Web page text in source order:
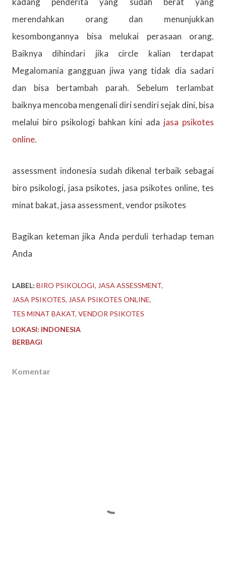
merendahkan orang dan menunjukkan
kesombongannya bisa melukai perasaan orang.
Baiknya dihindari jika circle kalian terdapat
Megalomania gangguan jiwa yang tidak dia sadari
dan bisa bertambah parah. Sebelum terlambat
baiknya mencoba mengenali diri sendiri sejak dini, bisa
melalui biro psikologi bahkan kini ada jasa psikotes
online.
assessment indonesia sudah dikenal terbaik sebagai
biro psikologi, jasa psikotes, jasa psikotes online, tes
minat bakat, jasa assessment, vendor psikotes
Bagikan keteman jika Anda perduli terhadap teman
Anda
LABEL: BIRO PSIKOLOGI
JASA ASSESSMENT
JASA PSIKOTES JASA PSIKOTES ONLINE
TES MINAT BAKAT VENDOR PSIKOTES
LOKASI: INDONESIA
BERBAGI
Komentar